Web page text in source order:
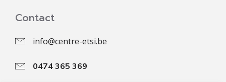
Contact
info@centre-etsi.be
0474 365 369